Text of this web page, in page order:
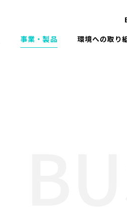
事業・製品 環境への取り